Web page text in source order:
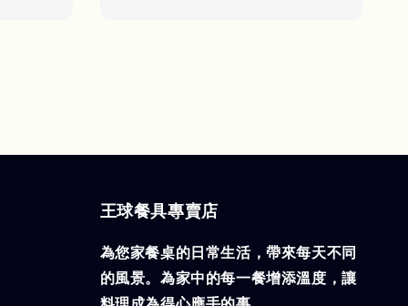
王球餐具專賣店
為您家餐桌的日常生活，帶來每天不同
的風景。為家中的每一餐增添溫度，讓